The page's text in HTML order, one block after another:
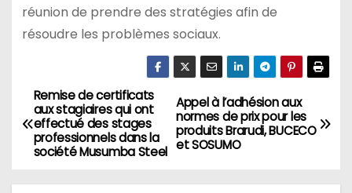
réunion de prendre des stratégies afin de
résoudre les problèmes sociaux.
Navigation
de
Appel à l’adhésion aux
normes de prix pour les
produits Brarudi, BUCECO
et SOSUMO
Remise de certificats
aux stagiaires qui ont
effectué des stages
professionnels dans la
société Musumba Steel